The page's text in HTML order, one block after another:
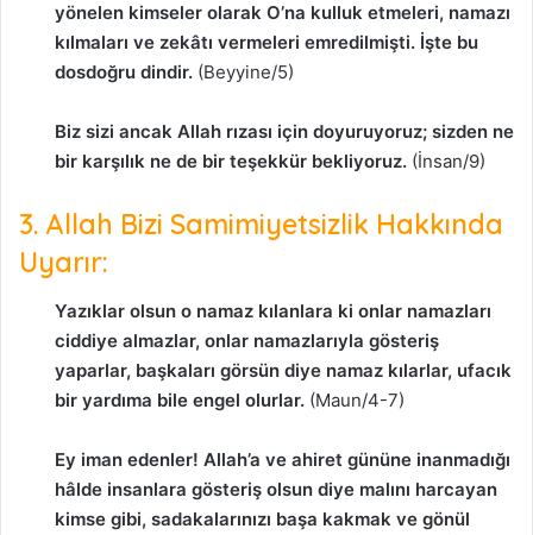
yönelen kimseler olarak O’na kulluk etmeleri, namazı
kılmaları ve zekâtı vermeleri emredilmişti. İşte bu
dosdoğru dindir. (Beyyine/5)
Biz sizi ancak Allah rızası için doyuruyoruz; sizden ne
bir karşılık ne de bir teşekkür bekliyoruz. (İnsan/9)
3. Allah Bizi Samimiyetsizlik Hakkında
Uyarır:
Yazıklar olsun o namaz kılanlara ki onlar namazları
ciddiye almazlar, onlar namazlarıyla gösteriş
yaparlar, başkaları görsün diye namaz kılarlar, ufacık
bir yardıma bile engel olurlar. (Maun/4-7)
Ey iman edenler! Allah’a ve ahiret gününe inanmadığı
hâlde insanlara gösteriş olsun diye malını harcayan
kimse gibi, sadakalarınızı başa kakmak ve gönül